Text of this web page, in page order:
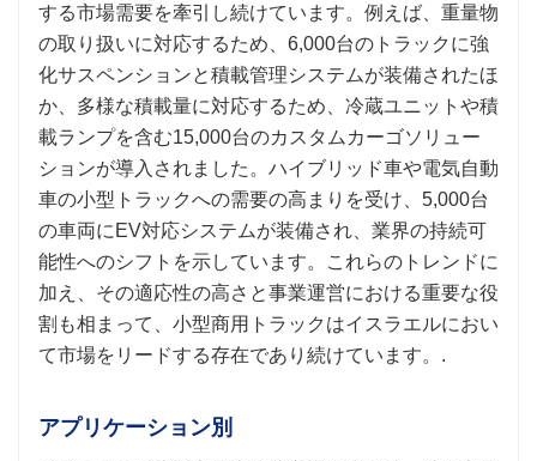
する市場需要を牽引し続けています。例えば、重量物
の取り扱いに対応するため、6,000台のトラックに強
化サスペンションと積載管理システムが装備されたほ
か、多様な積載量に対応するため、冷蔵ユニットや積
載ランプを含む15,000台のカスタムカーゴソリュー
ションが導入されました。ハイブリッド車や電気自動
車の小型トラックへの需要の高まりを受け、5,000台
の車両にEV対応システムが装備され、業界の持続可
能性へのシフトを示しています。これらのトレンドに
加え、その適応性の高さと事業運営における重要な役
割も相まって、小型商用トラックはイスラエルにおい
て市場をリードする存在であり続けています。.
アプリケーション別